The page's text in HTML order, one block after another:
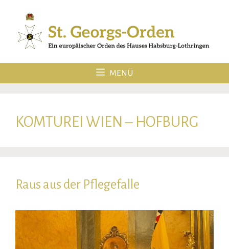
springen
MENÜ
KOMTUREI WIEN – HOFBURG
Raus aus der Pflegefalle